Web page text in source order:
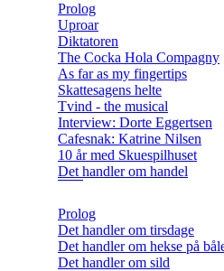
Prolog
Uproar
Diktatoren
The Cocka Hola Compagny
As far as my fingertips
Skattesagens helte
Tvind - the musical
Interview: Dorte Eggertsen
Cafesnak: Katrine Nilsen
10 år med Skuespilhuset
Det handler om handel
Prolog
Det handler om tirsdage
Det handler om hekse på
Det handler om sild